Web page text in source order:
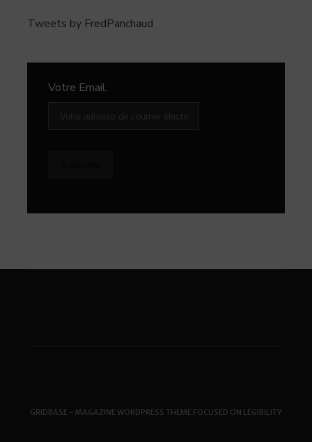
Tweets by FredPanchaud
Votre Email:
GRIDBASE - MAGAZINE WORDPRESS THEME FOCUSED ON LEGIBILITY